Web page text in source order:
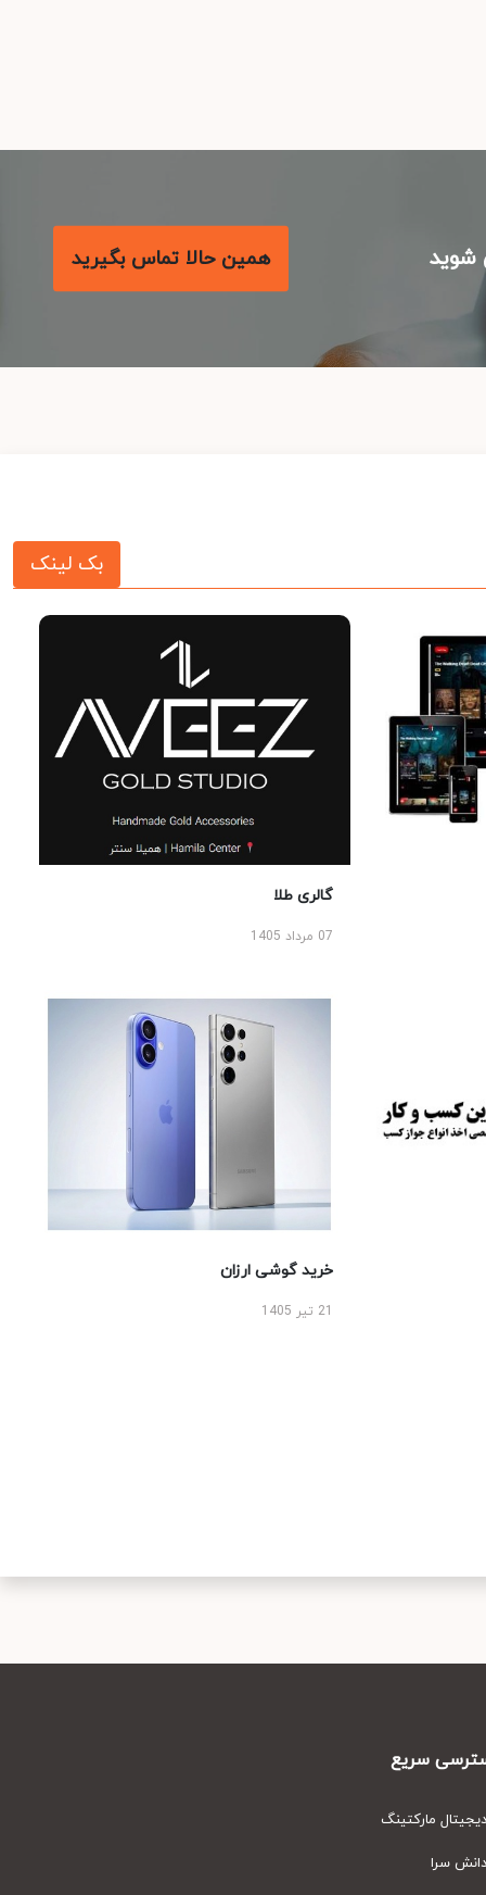
همین حالا تماس بگیرید
بک لینک
گالری طلا
07 مرداد 1405
خرید گوشی ارزان
سریع
مارکتینگ
سرا